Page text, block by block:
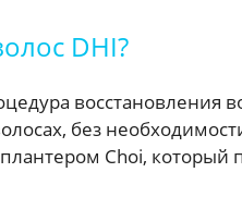
DHI?
без
Choi,